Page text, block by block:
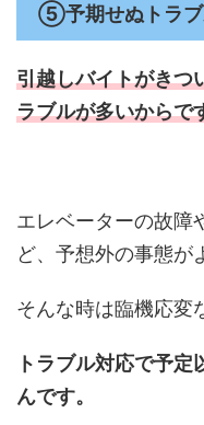
⑤予期せぬトラブ
引越しバイトがきつ
ラブルが多いからで
エレベーターの故障
ど、予想外の事態が
そんな時は臨機応変
トラブル対応で予
んです。